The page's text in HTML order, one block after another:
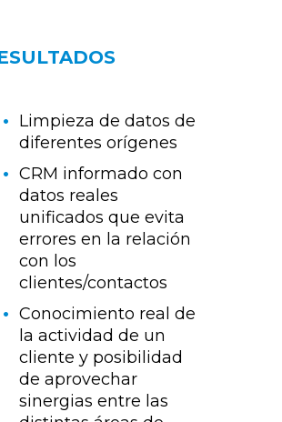
Limpieza de datos de
diferentes orígenes
CRM informado con
datos reales
unificados que evita
errores en la relación
con los
clientes/contactos
Conocimiento real de
la actividad de un
cliente y posibilidad
de aprovechar
sinergias entre las